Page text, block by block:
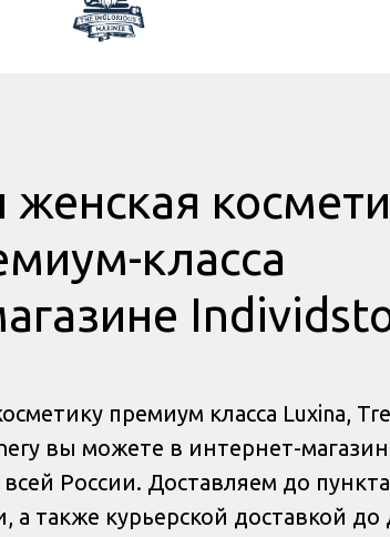
класса
премиум класса Luxina,
вы можете в интернет-
России. Доставляем до
также курьерской доставкой до